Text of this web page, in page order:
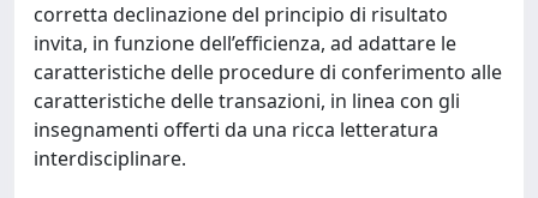
corretta declinazione del principio di risultato
invita, in funzione dell’efficienza, ad adattare le
caratteristiche delle procedure di conferimento alle
caratteristiche delle transazioni, in linea con gli
insegnamenti offerti da una ricca letteratura
interdisciplinare.